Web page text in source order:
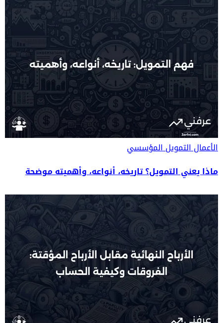
الأعمالالتمويل المؤسسي
ماذا يعني التمويل؟ تاريخه، أنواعه، وأهميته موضحة